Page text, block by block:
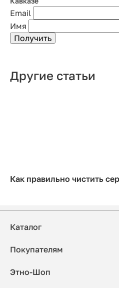
Email
Имя
Другие статьи
Как правильно чистить
Каталог
Покупателям
Этно-Шоп